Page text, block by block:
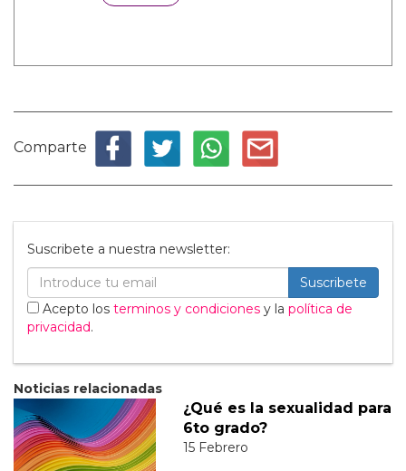
Comparte
Suscribete a nuestra newsletter:
Suscribete
Acepto los terminos y condiciones y la política de
privacidad.
Noticias relacionadas
¿Qué es la sexualidad para
6to grado?
15 Febrero